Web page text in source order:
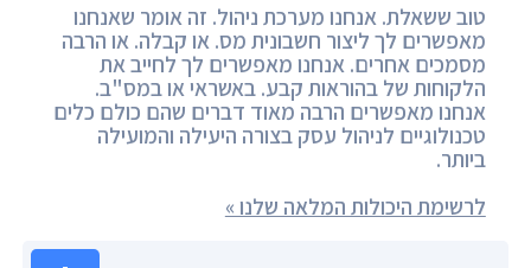
טוב ששאלת. אנחנו מערכת ניהול. זה אומר שאנחנו
מאפשרים לך ליצור חשבונית מס. או קבלה. או הרבה
מסמכים אחרים. אנחנו מאפשרים לך לחייב את
הלקוחות של בהוראות קבע. באשראי או במס"ב.
אנחנו מאפשרים הרבה מאוד דברים שהם כולם כלים
טכנולוגיים לניהול עסק בצורה היעילה והמועילה
ביותר.
לרשימת היכולות המלאה שלנו »